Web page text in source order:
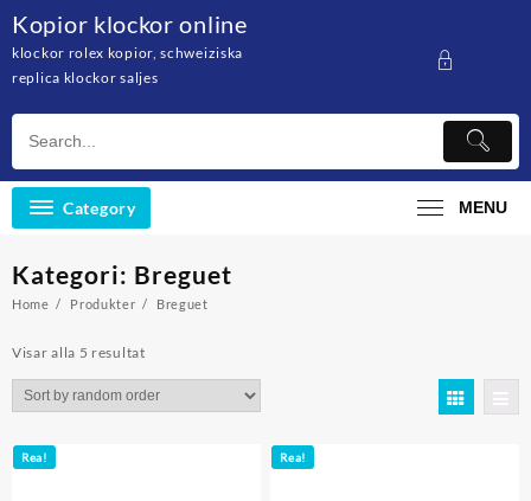
content
Kopior klockor online
klockor rolex kopior, schweiziska
replica klockor saljes
Category MENU
Kategori: Breguet
Home Produkter Breguet
Visar alla 5 resultat
Rea! Rea!